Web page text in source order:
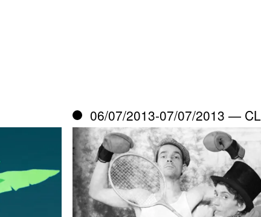
06/07/2013-07/07/2013 —